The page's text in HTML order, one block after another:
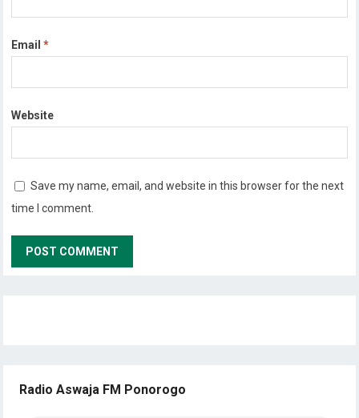
Email*
Website
Save my name, email, and website in this browser for the next
time I comment.
Radio Aswaja FM Ponorogo